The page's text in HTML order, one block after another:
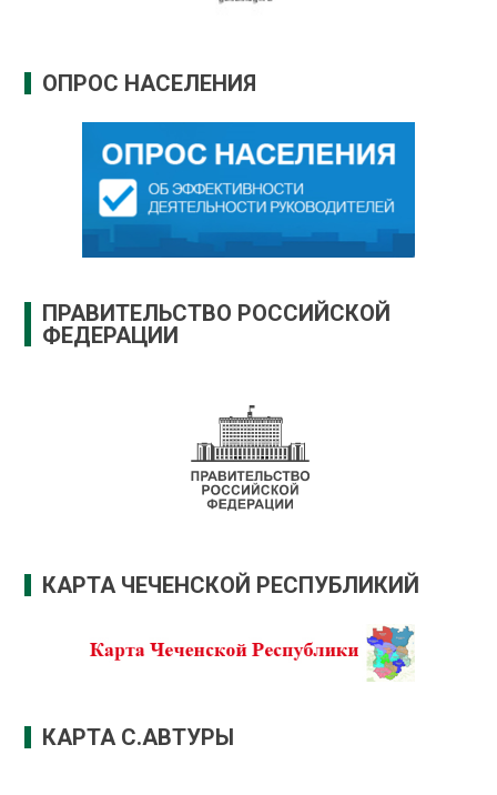
ОПРОС НАСЕЛЕНИЯ
ПРАВИТЕЛЬСТВО РОССИЙСКОЙ
ФЕДЕРАЦИИ
КАРТА ЧЕЧЕНСКОЙ РЕСПУБЛИКИЙ
КАРТА С.АВТУРЫ